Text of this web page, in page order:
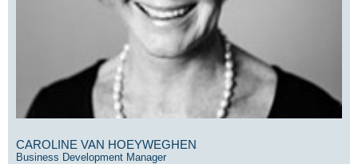
CAROLINE VAN HOEYWEGHEN
Business Development Manager